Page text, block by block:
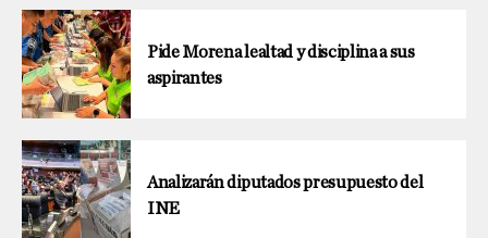
Pide Morena lealtad y disciplina a sus
aspirantes
Analizarán diputados presupuesto del
INE